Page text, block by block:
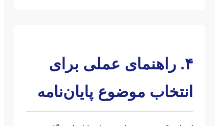
۴. راهنمای عملی برای
انتخاب موضوع پایان‌نامه